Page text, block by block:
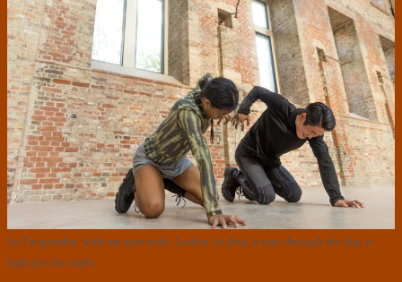
So I’m grindin’ with my eyes wide. Lookin’ to find, a way through the day, a
light for the night.